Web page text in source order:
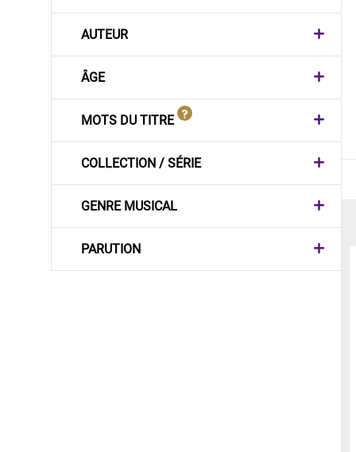
AUTEUR
ÂGE
MOTS DU TITRE
COLLECTION / SÉRIE
GENRE MUSICAL
PARUTION